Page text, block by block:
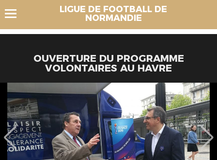
LIGUE DE FOOTBALL DE
NORMANDIE
OUVERTURE DU PROGRAMME
VOLONTAIRES AU HAVRE